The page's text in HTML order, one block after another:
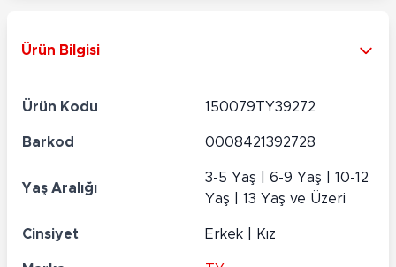
Ürün Bilgisi
Ürün Kodu 150079TY39272
Barkod 0008421392728
Yaş Aralığı
3-5 Yaş | 6-9 Yaş | 10-12
Yaş | 13 Yaş ve Üzeri
Cinsiyet Erkek | Kız